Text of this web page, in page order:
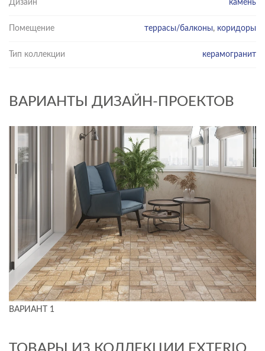
Дизайн камень
Помещение террасы/балконы, коридоры
Тип коллекции керамогранит
ВАРИАНТЫ ДИЗАЙН-ПРОЕКТОВ
ВАРИАНТ 1